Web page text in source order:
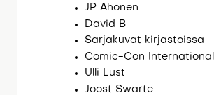
JP Ahonen
David B
Sarjakuvat kirjastoissa
Comic-Con International
Ulli Lust
Joost Swarte